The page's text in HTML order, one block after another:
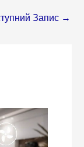
Запис →